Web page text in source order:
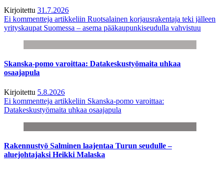
Kirjoitettu 31.7.2026
Ei kommentteja artikkeliin Ruotsalainen korjausrakentaja teki jälleen
yrityskaupat Suomessa – asema pääkaupunkiseudulla vahvistuu
Skanska-pomo varoittaa: Datakeskustyömaita uhkaa
osaajapula
Kirjoitettu 5.8.2026
Ei kommentteja artikkeliin Skanska-pomo varoittaa:
Datakeskustyömaita uhkaa osaajapula
Rakennustyö Salminen laajentaa Turun seudulle –
aluejohtajaksi Heikki Malaska